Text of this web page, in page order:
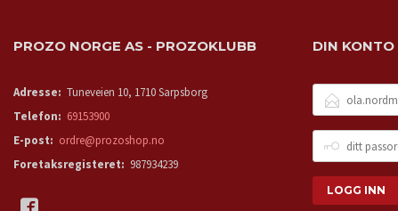
PROZO NORGE AS - PROZOKLUBB
Adresse: Tuneveien 10, 1710 Sarpsborg
Telefon: 69153900
E-post: ordre@prozoshop.no
Foretaksregisteret: 987934239
DIN KONTO
POSTADRESSE
PASSORD